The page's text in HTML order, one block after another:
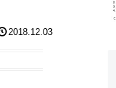
2018.12.03